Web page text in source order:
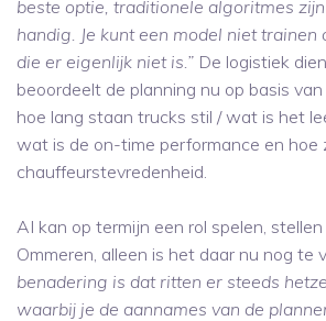
beste optie, traditionele algoritmes
handig. Je kunt een model niet trainen
die er eigenlijk niet is.” De logistiek
beoordeelt de planning nu op basis
hoe lang staan trucks stil / wat is het
wat is de on-time performance en hoe
chauffeurstevredenheid.
AI kan op termijn een rol spelen, stellen
Ommeren, alleen is het daar nu nog te
benadering is dat ritten er steeds
waarbij je de aannames van de